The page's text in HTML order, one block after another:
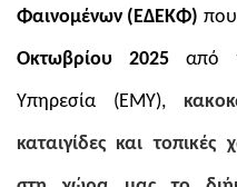
Φαινομένων (ΕΔΕΚΦ)
Οκτωβρίου 2025από
Υπηρεσία (ΕΜΥ),
καταιγίδες και τοπικές